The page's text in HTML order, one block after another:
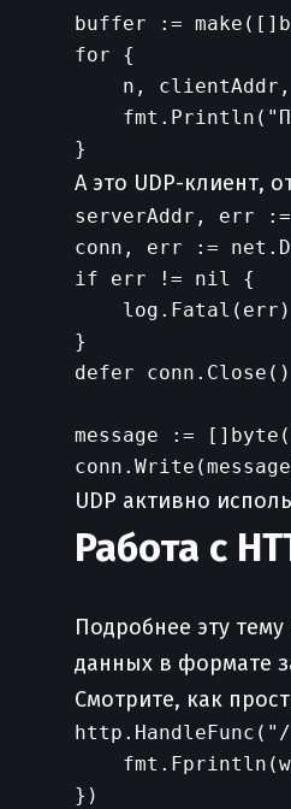
buffer :=
for {
n,
А это UDP-клиент,
serverAddr, err :=
conn, err :=
if err != nil {
    log.Fatal(err)
}
defer conn.Close()
message :=
UDP активно
Работа с
Подробнее эту
данных в формате
Смотрите, как
})